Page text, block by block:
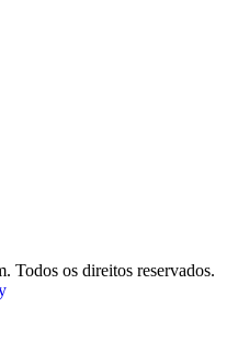
os direitos reservados.